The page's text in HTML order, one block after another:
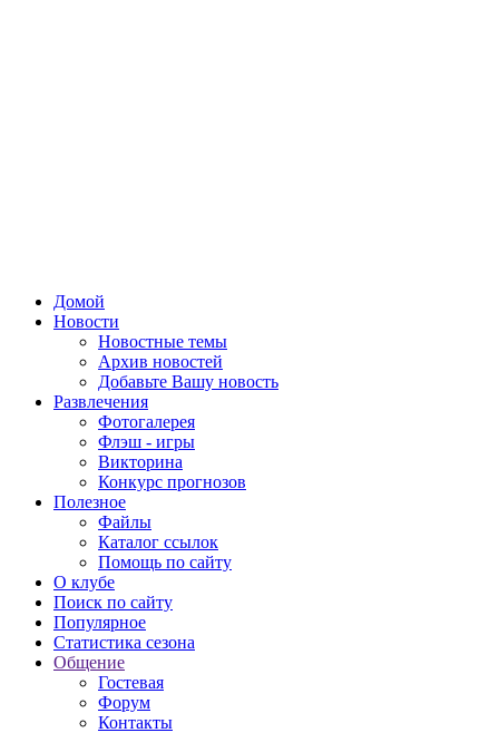
Домой
Новости
Новостные темы
Архив новостей
Добавьте Вашу новость
Развлечения
Фотогалерея
Флэш - игры
Викторина
Конкурс прогнозов
Полезное
Файлы
Каталог ссылок
Помощь по сайту
О клубе
Поиск по сайту
Популярное
Статистика сезона
Общение
Гостевая
Форум
Контакты